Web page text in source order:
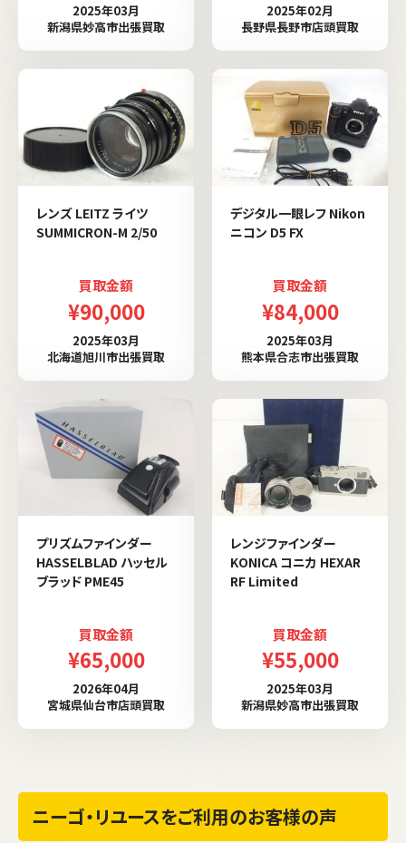
2025年03月
新潟県妙高市出張買取
2025年02月
長野県長野市店頭買取
レンズ LEITZ ライツ
SUMMICRON-M 2/50
買取金額
¥90,000
2025年03月
北海道旭川市出張買取
デジタル一眼レフ Nikon
ニコン D5 FX
買取金額
¥84,000
2025年03月
熊本県合志市出張買取
プリズムファインダー
HASSELBLAD ハッセル
ブラッド PME45
買取金額
¥65,000
2026年04月
宮城県仙台市店頭買取
レンジファインダー
KONICA コニカ HEXAR
RF Limited
買取金額
¥55,000
2025年03月
新潟県妙高市出張買取
ニーゴ・リユースをご利用のお客様の声